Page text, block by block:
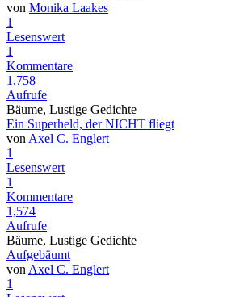
von Monika Laakes
1
Lesenswert
1
Kommentare
1,758
Aufrufe
Bäume, Lustige Gedichte
Ein Superheld, der NICHT fliegt
von Axel C. Englert
1
Lesenswert
1
Kommentare
1,574
Aufrufe
Bäume, Lustige Gedichte
Aufgebäumt
von Axel C. Englert
1